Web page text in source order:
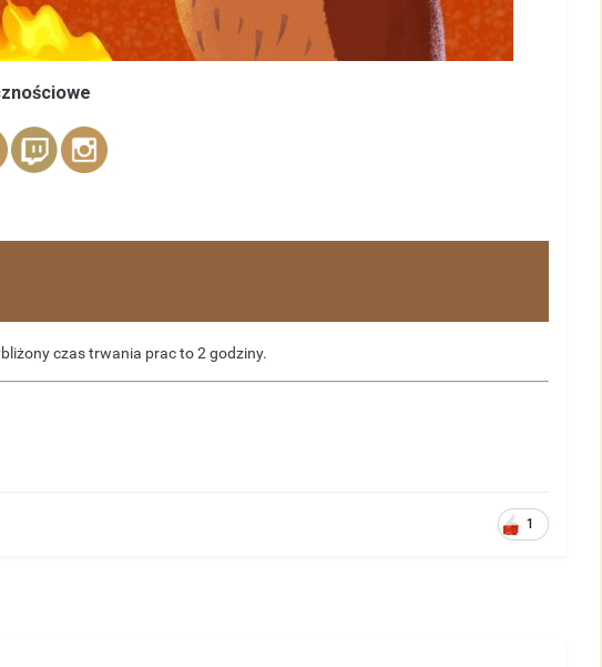
czas trwania prac to 2 godziny.
1